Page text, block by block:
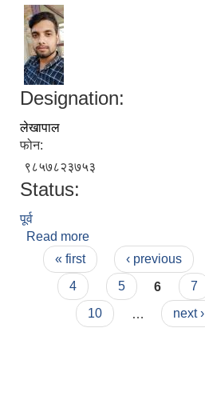
Designation:
लेखापाल
फोन:
९८५७८२३७५३
Status:
पूर्व
Read more
Pages
« first ‹ previous
4
5 6 7
10
next ›